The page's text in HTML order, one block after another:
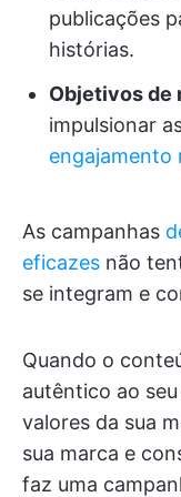
publicações
histórias.
Objetivos de
impulsionar
engajamento
As campanhas
eficazes não
se integram e
Quando o
autêntico ao
valores da sua
sua marca e
faz uma